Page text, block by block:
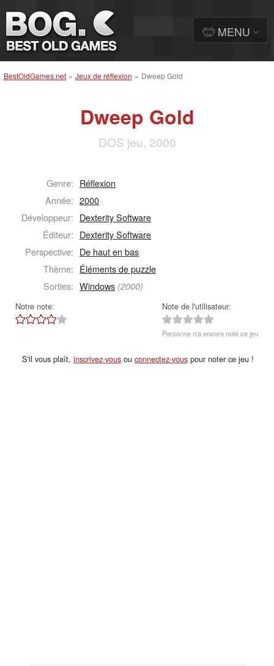
BestOldGames.net » Jeux de réflexion » Dweep Gold
Dweep Gold
DOS jeu, 2000
Genre: Réflexion
Année: 2000
Développeur: Dexterity Software
Éditeur: Dexterity Software
Perspective: De haut en bas
Thème: Éléments de puzzle
Sorties: Windows (2000)
Notre note: Note de l'utilisateur:
Personne n'a encore noté ce jeu
S'il vous plaît, inscrivez-vousou connectez-vouspour noter ce jeu !
MENU